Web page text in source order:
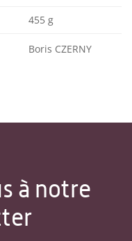
455 g
Boris CZERNY
à notre